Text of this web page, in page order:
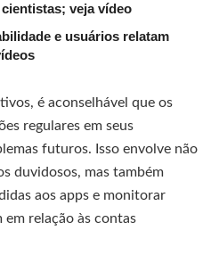
veja vídeo
e usuários relatam
é aconselhável que os
regulares em seus
futuros. Isso envolve não
duvidosos, mas também
aos apps e monitorar
relação às contas